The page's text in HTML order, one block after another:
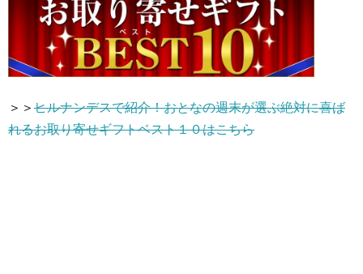
＞＞ ヒルナンデスで紹介！おとなの週末が選ぶ絶対に喜ば
れるお取り寄せギフトベスト１０はこちら